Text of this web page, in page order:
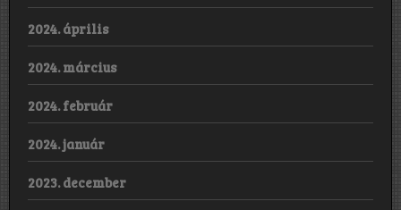
2024. április
2024. március
2024. február
2024. január
2023. december